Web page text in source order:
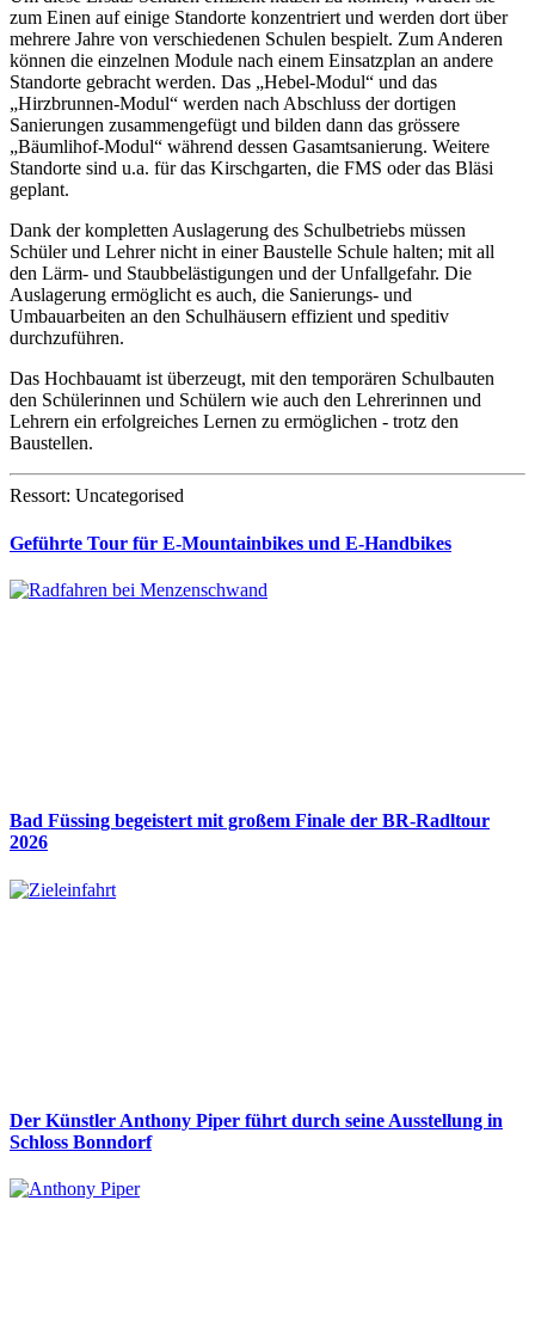
zum Einen auf einige Standorte konzentriert und werden dort über
mehrere Jahre von verschiedenen Schulen bespielt. Zum Anderen
können die einzelnen Module nach einem Einsatzplan an andere
Standorte gebracht werden. Das „Hebel-Modul“ und das
„Hirzbrunnen-Modul“ werden nach Abschluss der dortigen
Sanierungen zusammengefügt und bilden dann das grössere
„Bäumlihof-Modul“ während dessen Gasamtsanierung. Weitere
Standorte sind u.a. für das Kirschgarten, die FMS oder das Bläsi
geplant.
Dank der kompletten Auslagerung des Schulbetriebs müssen
Schüler und Lehrer nicht in einer Baustelle Schule halten; mit all
den Lärm- und Staubbelästigungen und der Unfallgefahr. Die
Auslagerung ermöglicht es auch, die Sanierungs- und
Umbauarbeiten an den Schulhäusern effizient und speditiv
durchzuführen.
Das Hochbauamt ist überzeugt, mit den temporären Schulbauten
den Schülerinnen und Schülern wie auch den Lehrerinnen und
Lehrern ein erfolgreiches Lernen zu ermöglichen - trotz den
Baustellen.
Ressort: Uncategorised
Geführte Tour für E-Mountainbikes und E-Handbikes
Bad Füssing begeistert mit großem Finale der BR-Radltour
2026
Der Künstler Anthony Piper führt durch seine Ausstellung in
Schloss Bonndorf